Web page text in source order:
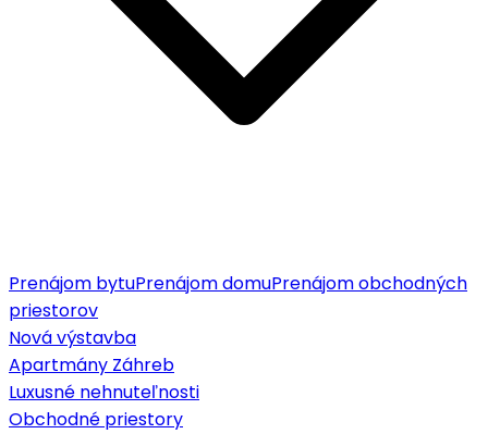
Prenájom bytuPrenájom domuPrenájom obchodných
priestorov
Nová výstavba
Apartmány Záhreb
Luxusné nehnuteľnosti
Obchodné priestory